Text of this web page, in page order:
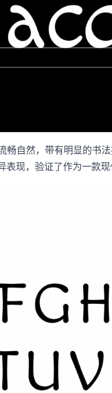
自然，带有明显的书
现，验证了作为一款现